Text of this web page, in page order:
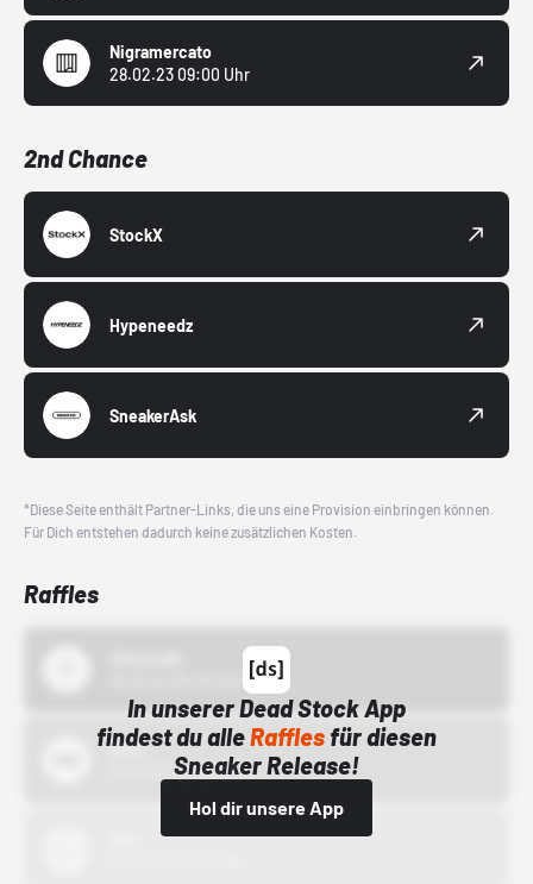
Nigramercato
28.02.23 09:00 Uhr
2nd Chance
StockX
Hypeneedz
SneakerAsk
*Diese Seite enthält Partner-Links, die uns eine Provision einbringen können.
Für Dich entstehen dadurch keine zusätzlichen Kosten.
Raffles
In unserer Dead Stock App
findest du alleRafflesfür diesen
Sneaker Release!
Hol dir unsere App
Bstn
01.10.22 00:00 Uhr